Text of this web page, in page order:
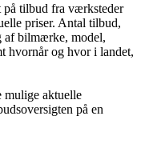
på tilbud fra værksteder
priser. Antal tilbud,
af bilmærke, model,
hvornår og hvor i landet,
mulige aktuelle
på en